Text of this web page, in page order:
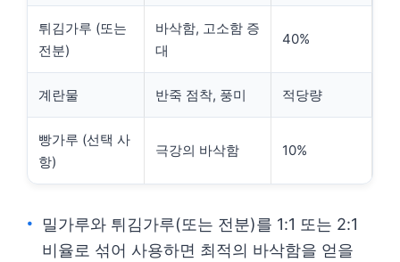
튀김가루 (또는
전분)
바삭함, 고소함 증
대
40%
계란물 반죽 점착, 풍미 적당량
빵가루 (선택 사
항)
극강의 바삭함 10%
밀가루와 튀김가루(또는 전분)를 1:1 또는 2:1
비율로 섞어 사용하면 최적의 바삭함을 얻을